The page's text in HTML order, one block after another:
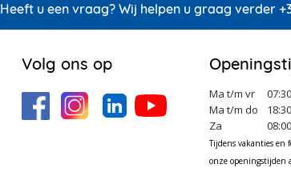
Heeft u een vraag? Wij helpen u graag verder
Volg ons op
Ma t/m vr 07:30
Ma t/m do
18:30
Za
08:00
Tijdens vakanties en
onze openingstijden